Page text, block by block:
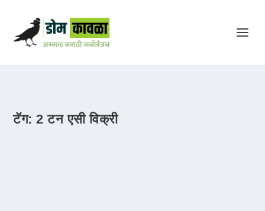
टॅग:2 टन एसी विक्री